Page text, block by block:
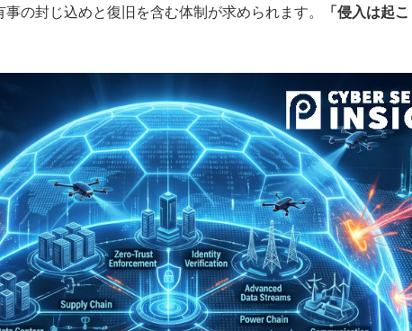
の封じ込めと復旧を含む体制が求められます。
「侵入は起